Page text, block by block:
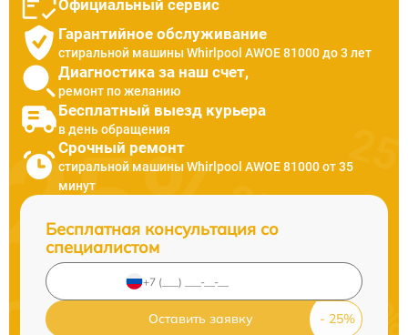
Официальный сервис
Гарантийное обслуживание
стиральной машины Whirlpool AWOE 81000 до 3 лет
Диагностика за наш счет,
ремонт по желанию
Бесплатный выезд курьера
в день обращения
Срочный ремонт
стиральной машины Whirlpool AWOE 81000 от 35
минут
Бесплатная консультация со
специалистом
Оставить заявку